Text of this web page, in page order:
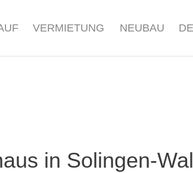
VERMIETUNG NEUBAU
in Solingen-